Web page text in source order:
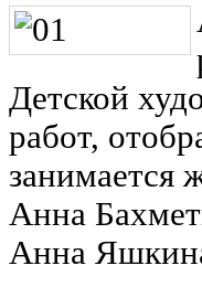
Детской
работ,
занимается
Анна
Анна